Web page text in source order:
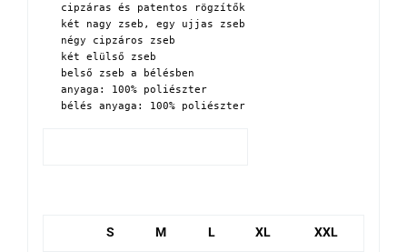
cipzáras és patentos rögzítők
két nagy zseb, egy ujjas zseb
négy cipzáros zseb
két elülső zseb
belső zseb a bélésben
anyaga: 100% poliészter
bélés anyaga: 100% poliészter
S M L XL XXL